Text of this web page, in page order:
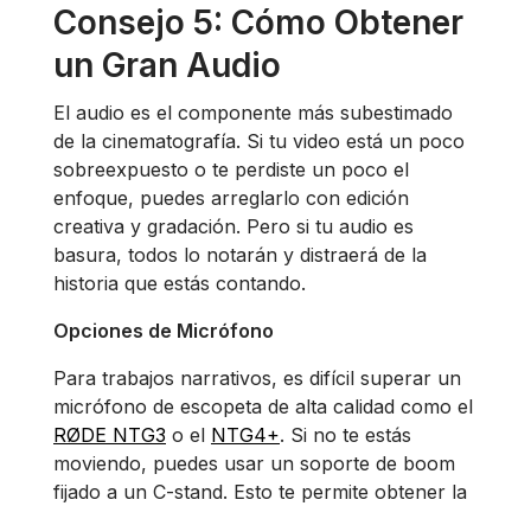
Consejo 5: Cómo Obtener
un Gran Audio
El audio es el componente más subestimado
de la cinematografía. Si tu video está un poco
sobreexpuesto o te perdiste un poco el
enfoque, puedes arreglarlo con edición
creativa y gradación. Pero si tu audio es
basura, todos lo notarán y distraerá de la
historia que estás contando.
Opciones de Micrófono
Para trabajos narrativos, es difícil superar un
micrófono de escopeta de alta calidad como el
RØDE NTG3 o el NTG4+. Si no te estás
moviendo, puedes usar un soporte de boom
fijado a un C-stand. Esto te permite obtener la